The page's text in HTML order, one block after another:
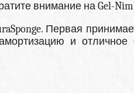
внимание на Gel-
Первая
и